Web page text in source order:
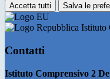
Accetta tutti Salva le
Istituto
Contatti
Istituto Comprensivo 2